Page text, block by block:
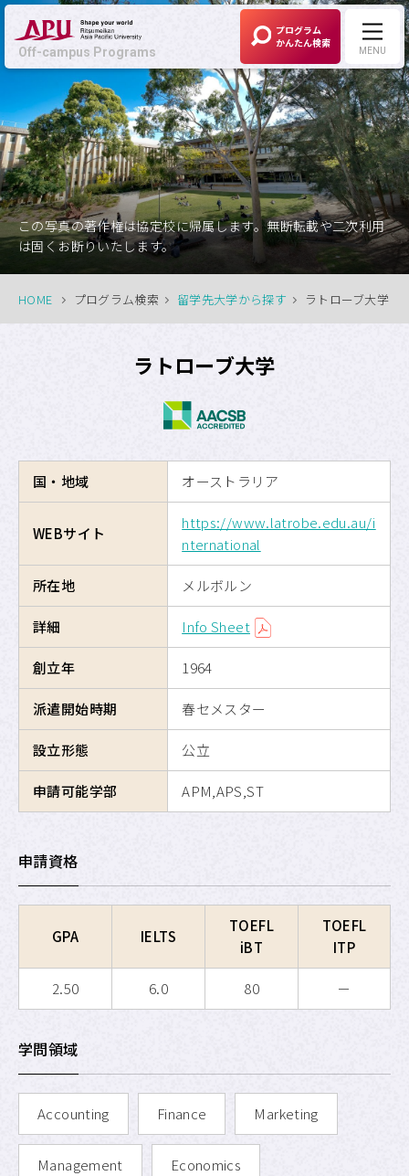
Off-campus Programs
プログラム
かんたん検索
この写真の著作権は協定校に帰属します。無断転載や二次利用
は固くお断りいたします。
HOME プログラム検索 留学先大学から探す ラトローブ大学
ラトローブ大学
国・地域 オーストラリア
WEBサイト
https://www.latrobe.edu.au/i
nternational
所在地 メルボルン
詳細 Info Sheet
創立年 1964
派遣開始時期 春セメスター
設立形態 公立
申請可能学部 APM,APS,ST
申請資格
GPA IELTS
TOEFL
iBT
TOEFL
ITP
2.50 6.0 80 －
学問領域
Accounting Finance Marketing
Management Economics
MENU
Off-campus Programs
LANGUAGE: English
募集中プログラム
危機管理
留学のための奨学金制度
APUへの留学
サイトマップ
サイトポリシー
APU公式Webサイト
APU サービスラーニング・プログラム
APU 学生留学アドバイザー